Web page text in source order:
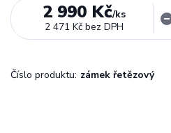
2 990 Kč/ks
2 471 Kč bez DPH
Číslo produktu: zámek řetězový